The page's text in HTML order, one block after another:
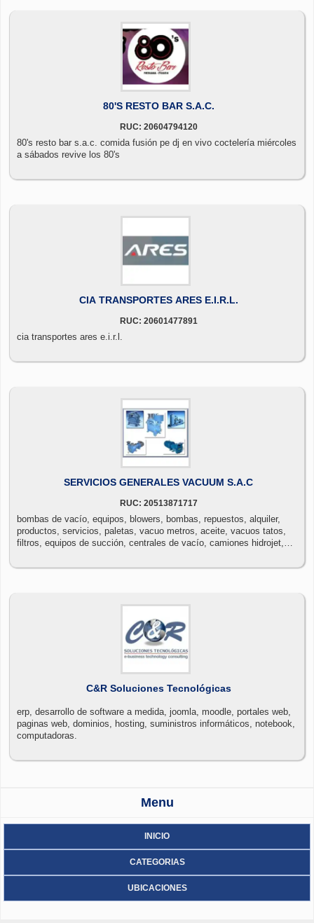
80'S RESTO BAR S.A.C.
RUC: 20604794120
80's resto bar s.a.c. comida fusión pe dj en vivo coctelería miércoles
a sábados revive los 80's
CIA TRANSPORTES ARES E.I.R.L.
RUC: 20601477891
cia transportes ares e.i.r.l.
SERVICIOS GENERALES VACUUM S.A.C
RUC: 20513871717
bombas de vacío, equipos, blowers, bombas, repuestos, alquiler,
productos, servicios, paletas, vacuo metros, aceite, vacuos tatos,
filtros, equipos de succión, centrales de vacío, camiones hidrojet,
C&R Soluciones Tecnológicas
erp, desarrollo de software a medida, joomla, moodle, portales web,
paginas web, dominios, hosting, suministros informáticos, notebook,
computadoras.
Menu
INICIO
CATEGORIAS
UBICACIONES